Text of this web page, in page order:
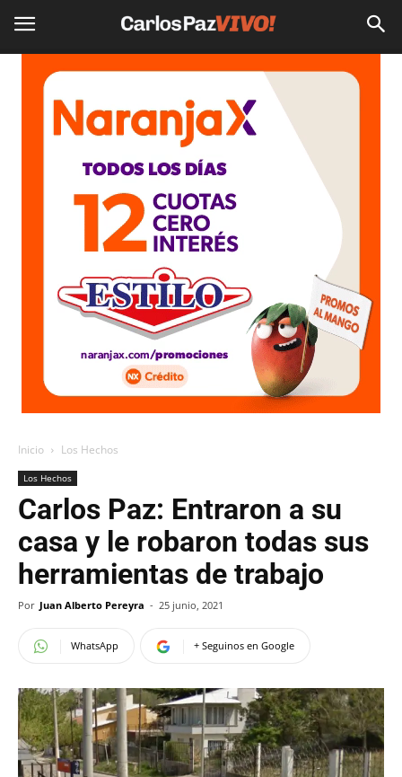
Inicio Los Hechos
Los Hechos
Carlos Paz: Entraron a su
casa y le robaron todas sus
herramientas de trabajo
Por Juan Alberto Pereyra - 25 junio, 2021
WhatsApp + Seguinos en Google